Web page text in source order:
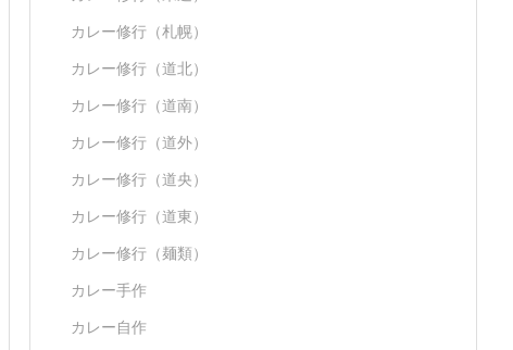
カレー修行（札幌）
カレー修行（道北）
カレー修行（道南）
カレー修行（道外）
カレー修行（道央）
カレー修行（道東）
カレー修行（麺類）
カレー手作
カレー自作